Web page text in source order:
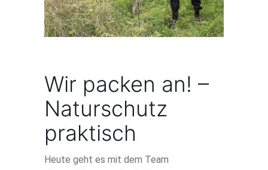
Wir packen an! –
Naturschutz
praktisch
Heute geht es mit dem Team